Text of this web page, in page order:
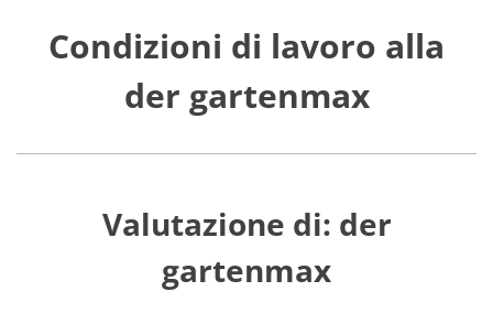
Condizioni di lavoro alla
der gartenmax
Valutazione di: der
gartenmax